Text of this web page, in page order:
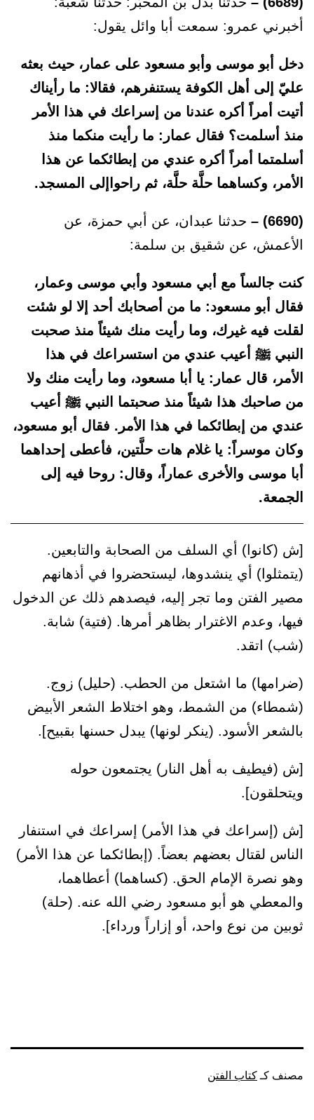
أخبرني عمرو: سمعت أبا وائل يقول:
دخل أبو موسى وأبو مسعود على عمار، حيث بعثه
عليّ إلى أهل الكوفة يستنفرهم، فقالا: ما رأيناك
أتيت أمراً أكره عندنا من إسراعك في هذا الأمر
منذ أسلمت؟ فقال عمار: ما رأيت منكما منذ
أسلمتما أمراً أكره عندي من إبطائكما عن هذا
الأمر، وكساهما حلَّة حلَّة، ثم راحواإلى المسجد.
(6690) –
حدثنا عبدان، عن أبي حمزة، عن
الأعمش، عن شقيق بن سلمة:
كنت جالساً مع أبي مسعود وأبي موسى وعمار،
فقال أبو مسعود: ما من أصحابك أحد إلا لو شئت
لقلت فيه غيرك، وما رأيت منك شيئاً منذ صحبت
النبي ﷺ أعيب عندي من استسراعك في هذا
الأمر، قال عمار: يا أبا مسعود، وما رأيت منك ولا
من صاحبك هذا شيئاً منذ صحبتما النبي ﷺ أعيب
عندي من إبطائكما في هذا الأمر. فقال أبو مسعود،
وكان موسراً: يا غلام هات حلَّتين، فأعطى إحداهما
أبا موسى والأخرى عماراً، وقال: روحا فيه إلى
الجمعة.
[ش (كانوا) أي السلف من الصحابة والتابعين.
(يتمثلوا) أي ينشدوها، ليستحضروا في أذهانهم
مصير الفتن وما تجر إليه، فيصدهم ذلك عن الدخول
فيها، وعدم الاغترار بظاهر أمرها. (فتية) شابة.
(شب) اتقد.
(ضرامها) ما اشتعل من الحطب. (حليل) زوج.
(شمطاء) من الشمط، وهو اختلاط الشعر الأبيض
بالشعر الأسود. (ينكر لونها) يبدل حسنها بقبيح].
[ش (فيطيف به أهل النار) يجتمعون حوله
ويتحلقون].
[ش (إسراعك في هذا الأمر) إسراعك في استنفار
الناس لقتال بعضهم بعضاً. (إبطائكما عن هذا الأمر)
وهو نصرة الإمام الحق. (كساهما) أعطاهما،
والمعطي هو أبو مسعود رضي الله عنه. (حلة)
ثوبين من نوع واحد، أو إزاراً ورداء].
مصنف كـ كتاب الفتن